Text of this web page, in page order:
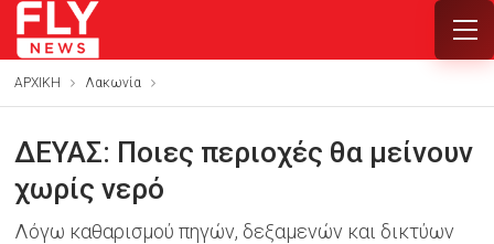
ΑΡΧΙΚΗ Λακωνία
ΔΕΥΑΣ: Ποιες περιοχές θα μείνουν
χωρίς νερό
Λόγω καθαρισμού πηγών, δεξαμενών και δικτύων